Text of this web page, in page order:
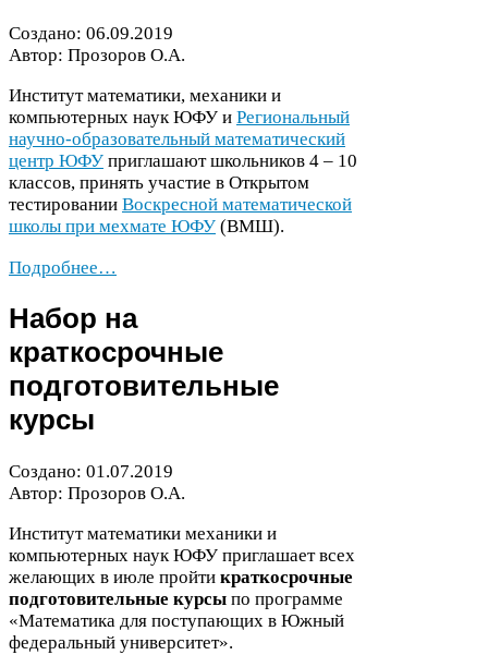
Создано: 06.09.2019
Автор: Прозоров О.А.
Институт математики, механики и
компьютерных наукЮФУ и Региональный
научно-​образовательный математический
центр ЮФУ приглашают школьников 4 – 10
классов, принять участие в Открытом
тестировании Воскресной математической
школы при мехмате ЮФУ (ВМШ).
Подробнее…
Набор на
краткосрочные
подготовительные
курсы
Создано: 01.07.2019
Автор: Прозоров О.А.
Институт математики механики и
компьютерных наукЮФУ приглашает всех
желающих в июле пройти краткосрочные
подготовительные курсы по программе
«Математика для поступающих в Южный
федеральный университет».